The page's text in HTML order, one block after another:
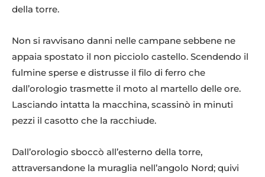
della torre.
Non si ravvisano danni nelle campane sebbene ne
appaia spostato il non picciolo castello. Scendendo il
fulmine sperse e distrusse il filo di ferro che
dall’orologio trasmette il moto al martello delle ore.
Lasciando intatta la macchina, scassinò in minuti
pezzi il casotto che la racchiude.
Dall’orologio sboccò all’esterno della torre,
attraversandone la muraglia nell’angolo Nord; quivi